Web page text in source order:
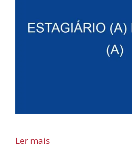
Ler mais